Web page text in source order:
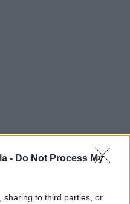
- Do Not Process My
sharing to third parties, or